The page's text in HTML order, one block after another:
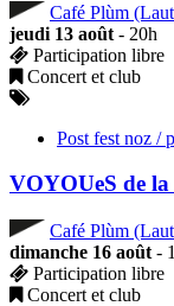
Café Plùm
jeudi 13 août - 20h
Participation libre
Concert et club
Post fest noz /
VOYOUeS de
Café Plùm
dimanche 16 août -
Participation libre
Concert et club